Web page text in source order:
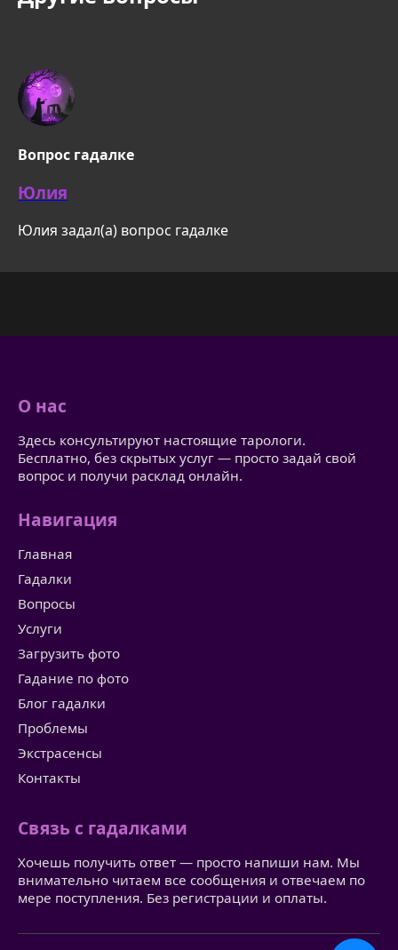
Вопрос гадалке
Юлия
Юлия задал(а) вопрос гадалке
О нас
Здесь консультируют настоящие тарологи.
Бесплатно, без скрытых услуг — просто задай свой
вопрос и получи расклад онлайн.
Навигация
Главная
Гадалки
Вопросы
Услуги
Загрузить фото
Гадание по фото
Блог гадалки
Проблемы
Экстрасенсы
Контакты
Связь с гадалками
Хочешь получить ответ — просто напиши нам. Мы
внимательно читаем все сообщения и отвечаем по
мере поступления. Без регистрации и оплаты.